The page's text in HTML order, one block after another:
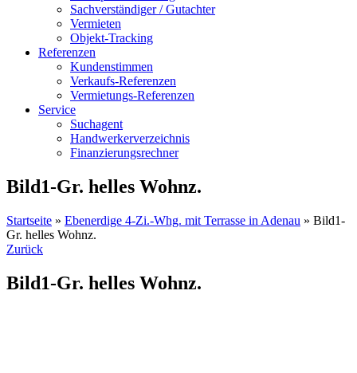
Sachverständiger / Gutachter
Vermieten
Objekt-Tracking
Referenzen
Kundenstimmen
Verkaufs-Referenzen
Vermietungs-Referenzen
Service
Suchagent
Handwerkerverzeichnis
Finanzierungsrechner
Bild1-Gr. helles Wohnz.
Startseite » Ebenerdige 4-Zi.-Whg. mit Terrasse in Adenau » Bild1-
Gr. helles Wohnz.
Zurück
Bild1-Gr. helles Wohnz.